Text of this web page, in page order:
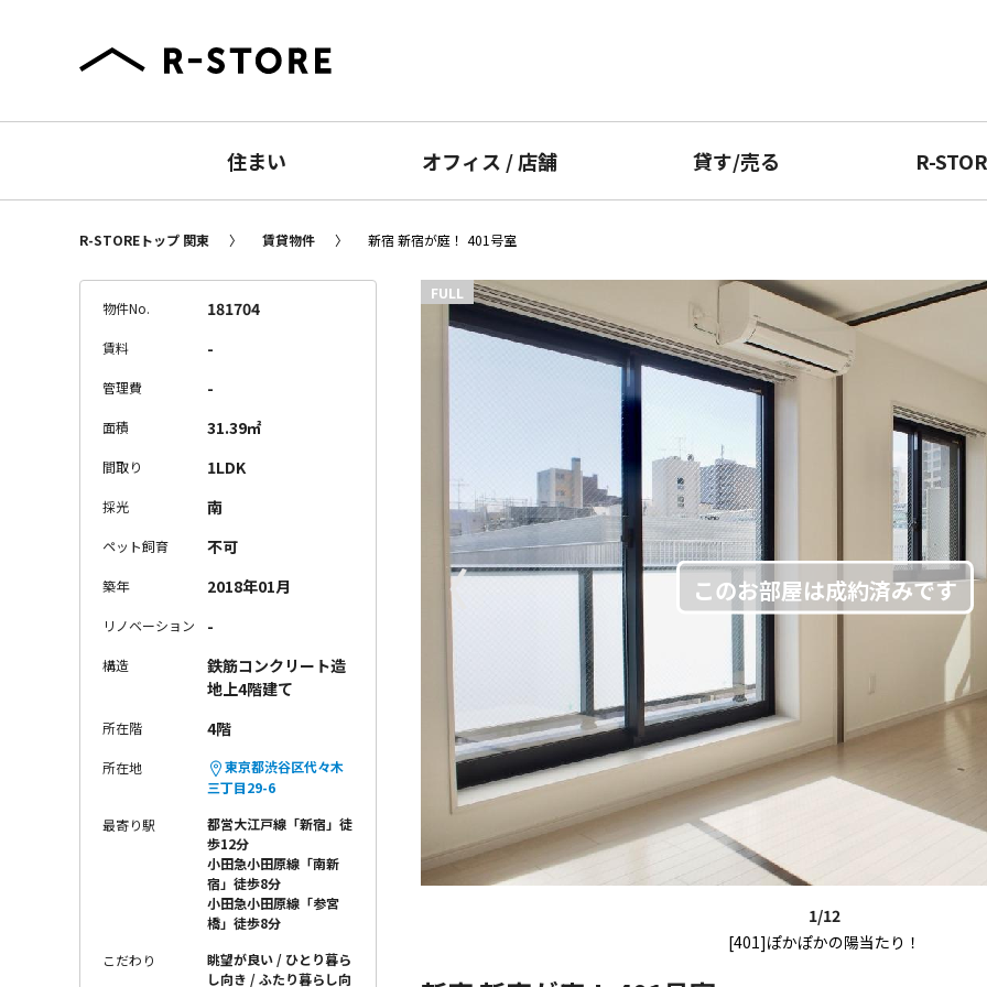
住まい オフィス /店舗 貸す/売る R-
R-STOREトップ 関東 賃貸物件 新宿 新宿が庭！ 401号室
1/12
[401]ぽかぽかの陽当たり！
〈
FULL
物件No. 181704
賃料 -
管理費 -
面積 31.39㎡
間取り 1LDK
採光 南
ペット飼育 不可
築年 2018年01月
リノベーション -
構造
鉄筋コンクリート造
地上4階建て
所在階 4階
所在地
東京都渋谷区代々木
三丁目29-6
最寄り駅
都営大江戸線「新宿」徒
歩12分
小田急小田原線「南新
宿」徒歩8分
小田急小田原線「参宮
橋」徒歩8分
こだわり 眺望が良い
ひとり暮ら
し向き
ふたり暮らし向